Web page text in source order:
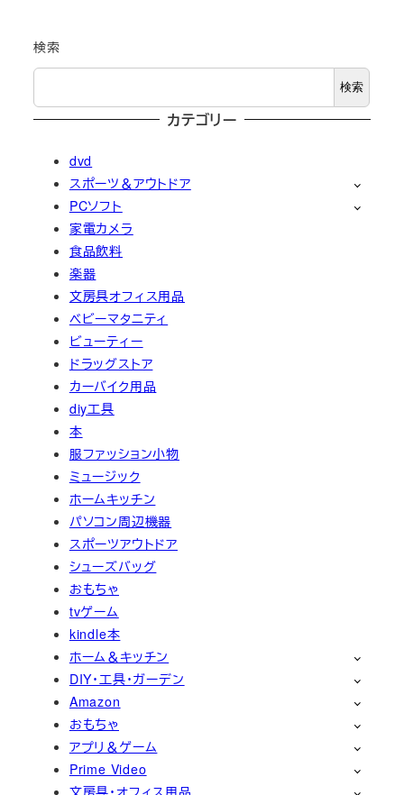
検索
検索
カテゴリー
dvd
スポーツ＆アウトドア
PCソフト
家電カメラ
食品飲料
楽器
文房具オフィス用品
ベビーマタニティ
ビューティー
ドラッグストア
カーバイク用品
diy工具
本
服ファッション小物
ミュージック
ホームキッチン
パソコン周辺機器
スポーツアウトドア
シューズバッグ
おもちゃ
tvゲーム
kindle本
ホーム＆キッチン
DIY・工具・ガーデン
Amazon
おもちゃ
アプリ＆ゲーム
Prime Video